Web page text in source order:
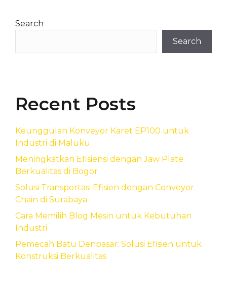
Search
Search
Recent Posts
Keunggulan Konveyor Karet EP100 untuk
Industri di Maluku
Meningkatkan Efisiensi dengan Jaw Plate
Berkualitas di Bogor
Solusi Transportasi Efisien dengan Conveyor
Chain di Surabaya
Cara Memilih Blog Mesin untuk Kebutuhan
Industri
Pemecah Batu Denpasar: Solusi Efisien untuk
Konstruksi Berkualitas